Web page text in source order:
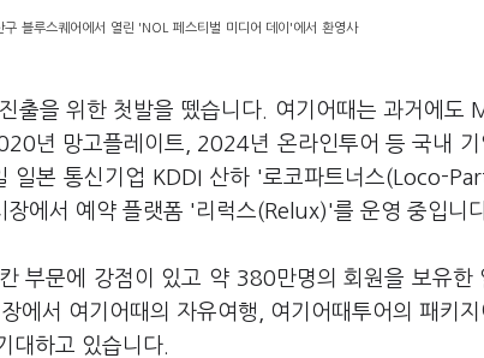
블루스퀘어에서 열린 'NOL 페스티벌 미디어 데이'에서 환영사
출을 위한 첫발을 뗐습니다. 여기어때는 과거에도
년 망고플레이트, 2024년 온라인투어 등 국내 기
일본 통신기업 KDDI 산하 '로코파트너스(Loco-
에서 예약 플랫폼 '리럭스(Relux)'를 운영 중입니
부문에 강점이 있고 약 380만명의 회원을 보유한
에서 여기어때의 자유여행, 여기어때투어의 패키지
대하고 있습니다.